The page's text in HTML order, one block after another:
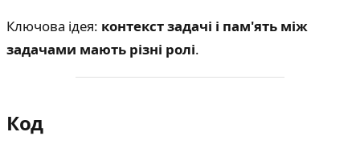
Ключова ідея: контекст задачі і пам'ять між
задачами мають різні ролі.
Код